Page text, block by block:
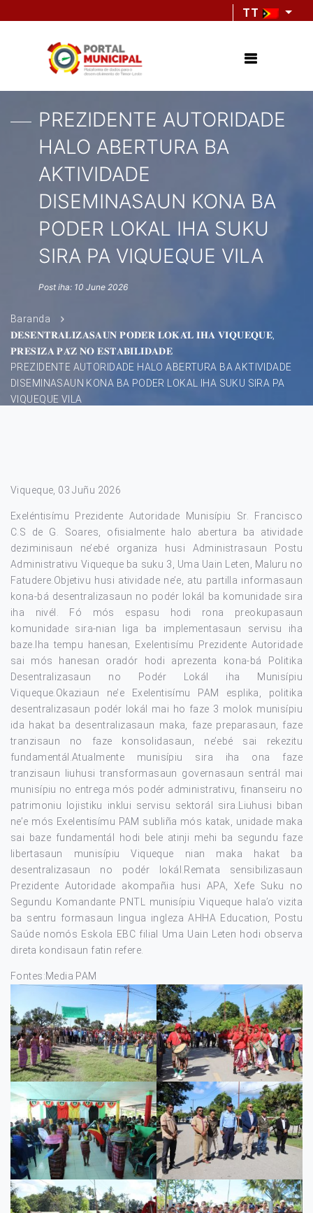
TT
PREZIDENTE AUTORIDADE
HALO ABERTURA BA
AKTIVIDADE
DISEMINASAUN KONA BA
PODER LOKAL IHA SUKU
SIRA PA VIQUEQUE VILA
Post iha: 10 June 2026
Baranda
𝐃𝐄𝐒𝐄𝐍𝐓𝐑𝐀𝐋𝐈𝐙𝐀𝐒𝐀𝐔𝐍 𝐏𝐎𝐃𝐄́𝐑 𝐋𝐎𝐊𝐀́𝐋 𝐈𝐇𝐀 𝐕𝐈𝐐𝐔𝐄𝐐𝐔𝐄,
𝐏𝐑𝐄𝐒𝐈𝐙𝐀 𝐏𝐀́𝐙 𝐍𝐎 𝐄𝐒𝐓𝐀𝐁𝐈𝐋𝐈𝐃𝐀𝐃𝐄
PREZIDENTE AUTORIDADE HALO ABERTURA BA AKTIVIDADE
DISEMINASAUN KONA BA PODER LOKAL IHA SUKU SIRA PA
VIQUEQUE VILA
Viqueque, 03 Juñu 2026
Exeléntisímu Prezidente Autoridade Munisípiu Sr. Francisco
C.S de G. Soares, ofisialmente halo abertura ba atividade
deziminisaun ne’ebé organiza husi Administrasaun Postu
Administrativu Viqueque ba suku 3, Uma Uain Leten, Maluru no
Fatudere.Objetivu husi atividade ne’e, atu partilla informasaun
kona-bá desentralizasaun no podér lokál ba komunidade sira
iha nivél. Fó mós espasu hodi rona preokupasaun
komunidade sira-nian liga ba implementasaun servisu iha
baze.Iha tempu hanesan, Exelentisímu Prezidente Autoridade
sai mós hanesan oradór hodi aprezenta kona-bá Politika
Desentralizasaun no Podér Lokál iha Munisípiu
Viqueque.Okaziaun ne’e Exelentisímu PAM esplika, politika
desentralizasaun podér lokál mai ho faze 3 molok munisípiu
ida hakat ba desentralizasaun maka, faze preparasaun, faze
tranzisaun no faze konsolidasaun, ne’ebé sai rekezitu
fundamentál.Atualmente munisípiu sira iha ona faze
tranzisaun liuhusi transformasaun governasaun sentrál mai
munisípiu no entrega mós podér administrativu, finanseiru no
patrimoniu lojistiku inklui servisu sektorál sira.Liuhusi biban
ne’e mós Exelentisímu PAM subliña mós katak, unidade maka
sai baze fundamentál hodi bele atinji mehi ba segundu faze
libertasaun munisípiu Viqueque nian maka hakat ba
desentralizasaun no podér lokál.Remata sensibilizasaun
Prezidente Autoridade akompañia husi APA, Xefe Suku no
Segundu Komandante PNTL munisípiu Viqueque hala’o vizita
ba sentru formasaun lingua ingleza AHHA Education, Postu
Saúde nomós Eskola EBC filial Uma Uain Leten hodi observa
direta kondisaun fatin refere.
Fontes:Media PAM